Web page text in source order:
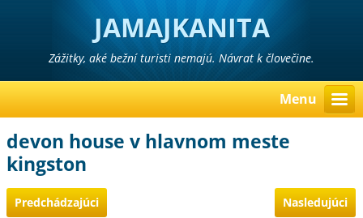
JAMAJKANITA
Zážitky, aké bežní turisti nemajú. Návrat k človečine.
Menu
devon house v hlavnom meste
kingston
Predchádzajúci Nasledujúci